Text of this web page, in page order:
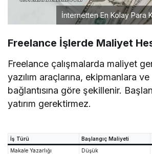
İnternetten En Kolay Para
Freelance İşlerde Maliyet
Freelance çalışmalarda maliyet
yazılım araçlarına, ekipmanlara
bağlantısına göre şekillenir.
yatırım gerektirmez.
İş Türü Başlangıç Maliyeti
Makale Yazarlığı
Düşük